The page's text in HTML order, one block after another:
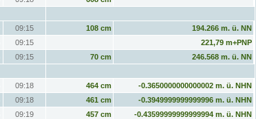
09:15 108 cm
194.266 m. ü. NN
09:15
221,79 m+PNP
09:15 70 cm
246.568 m. ü. NN
09:18 464 cm
-0.3650000000000002 m. ü. NHN
09:18 461 cm
-0.3949999999999996 m. ü. NHN
09:19 457 cm
-0.43599999999999994 m. ü. NHN